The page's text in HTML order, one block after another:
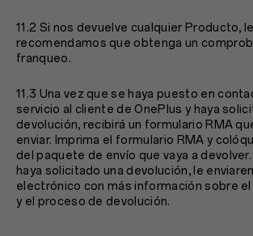
11.2 Si nos devuelve cualquier Producto, le
recomendamos que obtenga un
franqueo.
11.3 Una vez que se haya puesto en
servicio al cliente de OnePlus y haya
devolución, recibirá un formulario RMA
enviar. Imprima el formulario RMA y
del paquete de envío que vaya a
haya solicitado una devolución, le
electrónico con más información sobre
y el proceso de devolución.